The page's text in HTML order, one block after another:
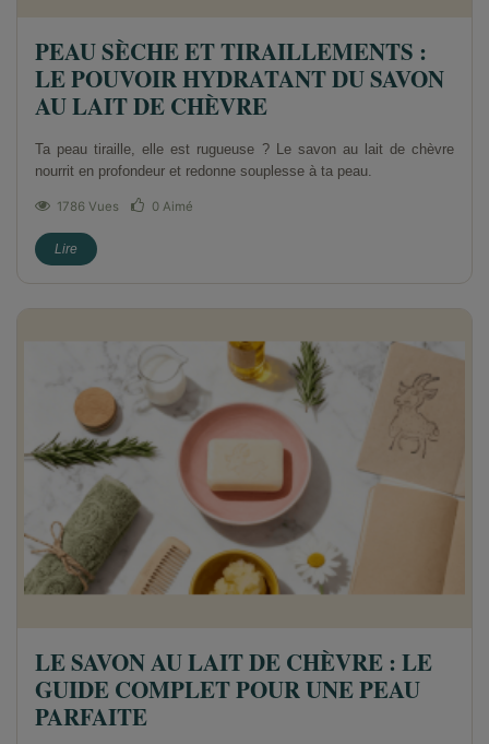
PEAU SÈCHE ET TIRAILLEMENTS :
LE POUVOIR HYDRATANT DU SAVON
AU LAIT DE CHÈVRE
1786 Vues 0 Aimé
Ta peau tiraille, elle est rugueuse ? Le savon au lait de chèvre
nourrit en profondeur et redonne souplesse à ta peau.
Lire
LE SAVON AU LAIT DE CHÈVRE : LE
GUIDE COMPLET POUR UNE PEAU
PARFAITE